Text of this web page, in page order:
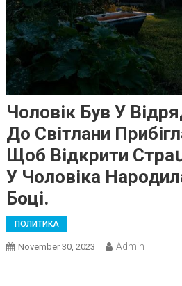
Чоловік Був У
До Світлани
Щоб Відкрити
У Чоловіка
Боці.
ПОЛИТИКА
November 30, 2023 Admin